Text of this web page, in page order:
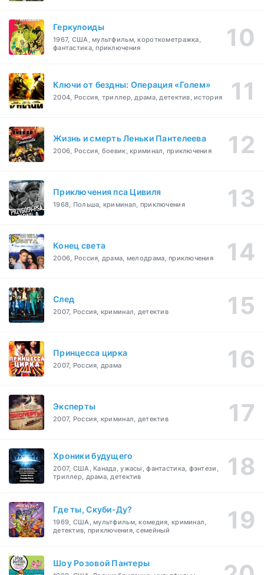
Геркулоиды
1967, США, мультфильм, короткометражка,
фантастика, приключения
Ключи от бездны: Операция «Голем»
2004, Россия, триллер, драма, детектив, история
Жизнь и смерть Леньки Пантелеева
2006, Россия, боевик, криминал, приключения
Приключения пса Цивиля
1968, Польша, криминал, приключения
Конец света
2006, Россия, драма, мелодрама, приключения
След
2007, Россия, криминал, детектив
Принцесса цирка
2007, Россия, драма
Эксперты
2007, Россия, криминал, детектив
Хроники будущего
2007, США, Канада, ужасы, фантастика, фэнтези,
триллер, драма, детектив
Где ты, Скуби-Ду?
1969, США, мультфильм, комедия, криминал,
детектив, приключения, семейный
Шоу Розовой Пантеры